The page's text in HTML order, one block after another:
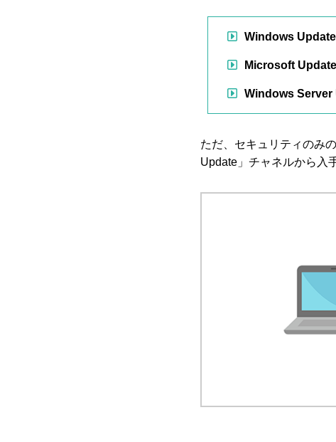
Windows
Microsoft
Windows Server
ただ、セキュリティのみ
Update」チャネルから入